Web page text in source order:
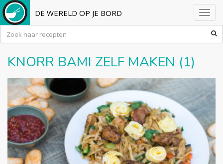
DE WERELD OP JE BORD
KNORR BAMI ZELF MAKEN (1)